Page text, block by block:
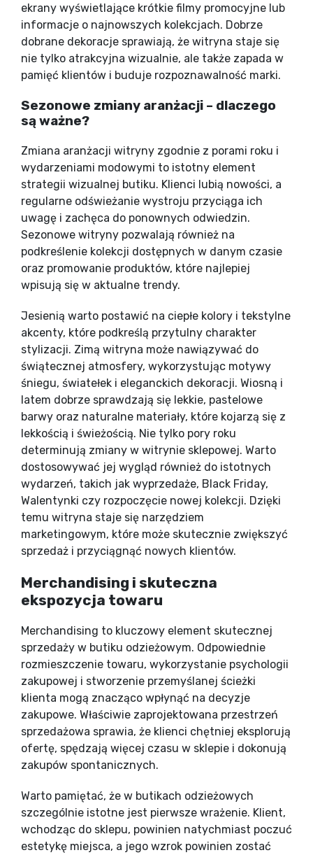
ekrany wyświetlające krótkie filmy promocyjne lub
informacje o najnowszych kolekcjach. Dobrze
dobrane dekoracje sprawiają, że witryna staje się
nie tylko atrakcyjna wizualnie, ale także zapada w
pamięć klientów i buduje rozpoznawalność marki.
Sezonowe zmiany aranżacji – dlaczego
są ważne?
Zmiana aranżacji witryny zgodnie z porami roku i
wydarzeniami modowymi to istotny element
strategii wizualnej butiku. Klienci lubią nowości, a
regularne odświeżanie wystroju przyciąga ich
uwagę i zachęca do ponownych odwiedzin.
Sezonowe witryny pozwalają również na
podkreślenie kolekcji dostępnych w danym czasie
oraz promowanie produktów, które najlepiej
wpisują się w aktualne trendy.
Jesienią warto postawić na ciepłe kolory i tekstylne
akcenty, które podkreślą przytulny charakter
stylizacji. Zimą witryna może nawiązywać do
świątecznej atmosfery, wykorzystując motywy
śniegu, światełek i eleganckich dekoracji. Wiosną i
latem dobrze sprawdzają się lekkie, pastelowe
barwy oraz naturalne materiały, które kojarzą się z
lekkością i świeżością. Nie tylko pory roku
determinują zmiany w witrynie sklepowej. Warto
dostosowywać jej wygląd również do istotnych
wydarzeń, takich jak wyprzedaże, Black Friday,
Walentynki czy rozpoczęcie nowej kolekcji. Dzięki
temu witryna staje się narzędziem
marketingowym, które może skutecznie zwiększyć
sprzedaż i przyciągnąć nowych klientów.
Merchandising i skuteczna
ekspozycja towaru
Merchandising to kluczowy element skutecznej
sprzedaży w butiku odzieżowym. Odpowiednie
rozmieszczenie towaru, wykorzystanie psychologii
zakupowej i stworzenie przemyślanej ścieżki
klienta mogą znacząco wpłynąć na decyzje
zakupowe. Właściwie zaprojektowana przestrzeń
sprzedażowa sprawia, że klienci chętniej eksplorują
ofertę, spędzają więcej czasu w sklepie i dokonują
zakupów spontanicznych.
Warto pamiętać, że w butikach odzieżowych
szczególnie istotne jest pierwsze wrażenie. Klient,
wchodząc do sklepu, powinien natychmiast poczuć
estetykę miejsca, a jego wzrok powinien zostać